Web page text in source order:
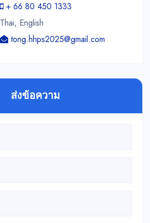
+ 66 80 450 1333
Thai, English
tong.hhps2025@gmail.com
ส่งข้อความ